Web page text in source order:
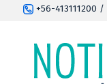
+56-413111200